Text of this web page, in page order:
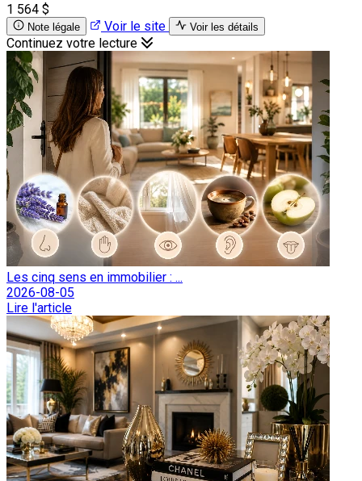
1 564 $
Note légale Voir le site Voir les détails
Continuez votre lecture
Les cinq sens en immobilier : ...
2026-08-05
Lire l'article